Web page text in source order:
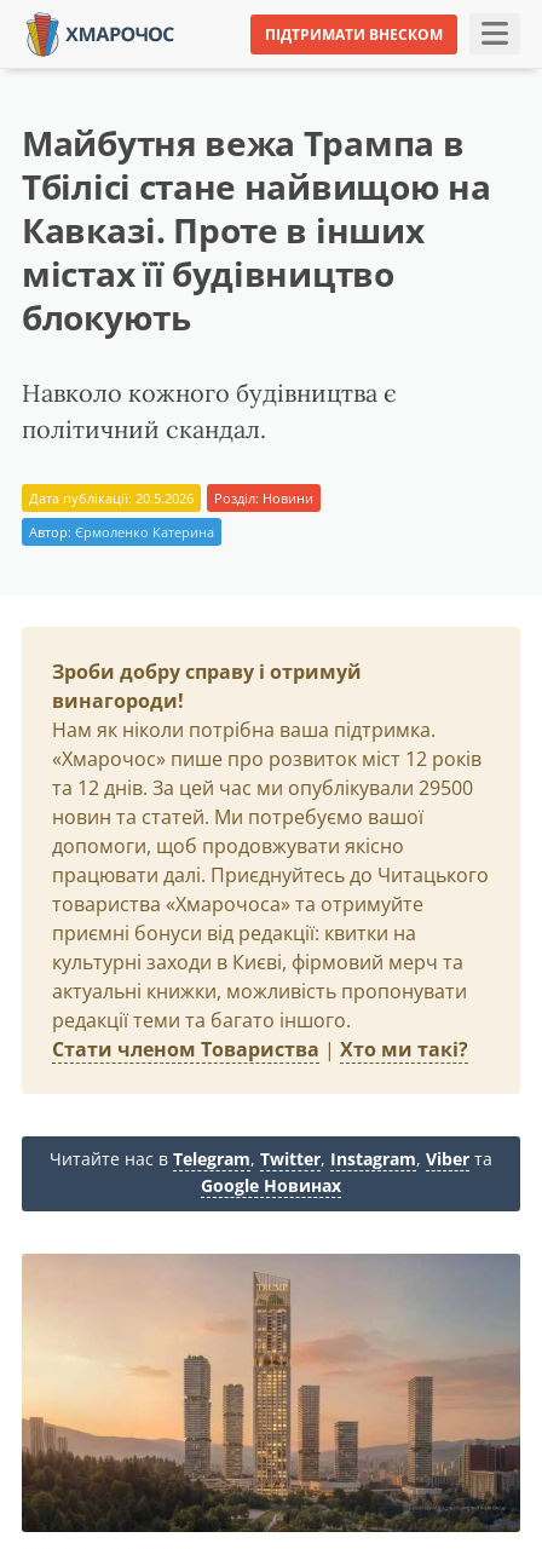
ПІДТРИМАТИ ВНЕСКОМ
Майбутня вежа Трампа в
Тбілісі стане найвищою на
Кавказі. Проте в інших
містах її будівництво
блокують
Навколо кожного будівництва є
політичний скандал.
Дата публікації: 20.5.2026 Розділ: Новини
Автор: Єрмоленко Катерина
Зроби добру справу і отримуй
винагороди!
Нам як ніколи потрібна ваша підтримка.
«Хмарочос» пише про розвиток міст 12 років
та 12 днів. За цей час ми опублікували 29500
новин та статей. Ми потребуємо вашої
допомоги, щоб продовжувати якісно
працювати далі. Приєднуйтесь до Читацького
товариства «Хмарочоса» та отримуйте
приємні бонуси від редакції: квитки на
культурні заходи в Києві, фірмовий мерч та
актуальні книжки, можливість пропонувати
редакції теми та багато іншого.
Стати членом Товариства | Хто ми такі?
Читайте нас в Telegram, Twitter, Instagram, Viber та
Google Новинах